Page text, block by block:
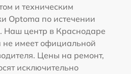
и техническим
Optoma по истечении
Наш центр в Краснодаре
не имеет официальной
Цены на ремонт,
исключительно